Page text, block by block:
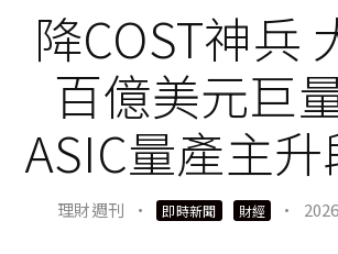
降COST神兵
百億美元巨
ASIC量產主
理財週刊 · 即時新聞 財經 ·